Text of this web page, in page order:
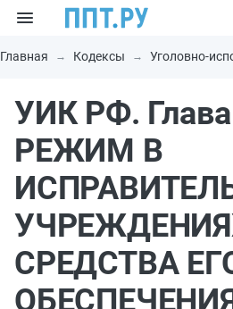
Главная Кодексы Уголовно-
УИК РФ.
РЕЖИМ В
СРЕДСТВА